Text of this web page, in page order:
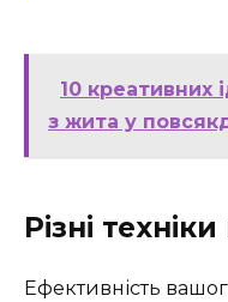
10 креативних
з жита у
Різні
Ефективність